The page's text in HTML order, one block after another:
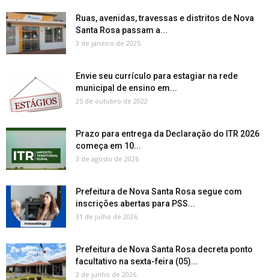
Ruas, avenidas, travessas e distritos de Nova
Santa Rosa passam a...
3 de janeiro de 2025
Envie seu currículo para estagiar na rede
municipal de ensino em...
25 de outubro de 2022
Prazo para entrega da Declaração do ITR 2026
começa em 10...
3 de agosto de 2026
Prefeitura de Nova Santa Rosa segue com
inscrições abertas para PSS...
31 de julho de 2026
Prefeitura de Nova Santa Rosa decreta ponto
facultativo na sexta-feira (05)...
2 de junho de 2026